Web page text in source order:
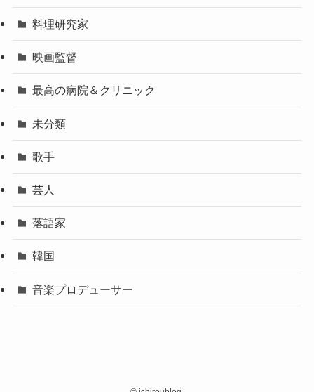
料理研究家
映画監督
最高の病院＆クリニック
未分類
歌手
芸人
落語家
韓国
音楽プロデューサー